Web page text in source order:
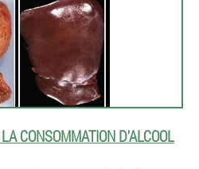
CONSOMMATION D'ALCOOL